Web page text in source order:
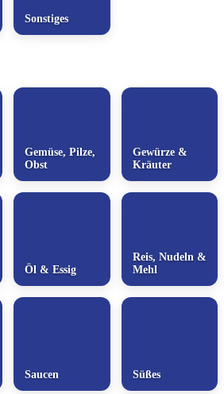
Sonstiges
Gemüse, Pilze,
Obst
Gewürze &
Kräuter
Öl & Essig
Reis, Nudeln &
Mehl
Saucen Süßes